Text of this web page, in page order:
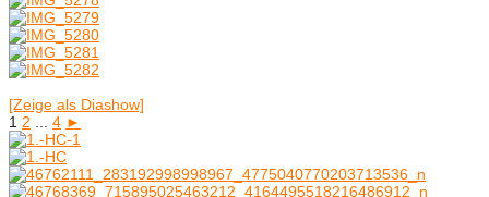
[Zeige als Diashow]
1 2 4 ►